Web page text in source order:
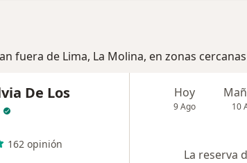
fuera de Lima, La Molina, en zonas
De Los
162 opinión
Hoy
9 Ago 10
La reserva